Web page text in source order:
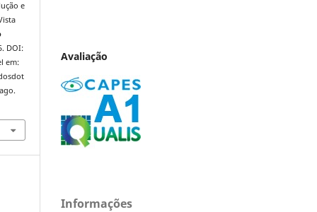
e
DOI:
em:
Avaliação
Informações